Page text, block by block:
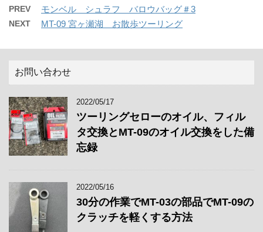
PREV モンベル シュラフ バロウバッグ＃3
NEXT MT-09 宮ヶ瀬湖 お散歩ツーリング
お問い合わせ
2022/05/17
ツーリングセローのオイル、フィル
タ交換とMT-09のオイル交換をした備
忘録
2022/05/16
30分の作業でMT-03の部品でMT-09の
クラッチを軽くする方法